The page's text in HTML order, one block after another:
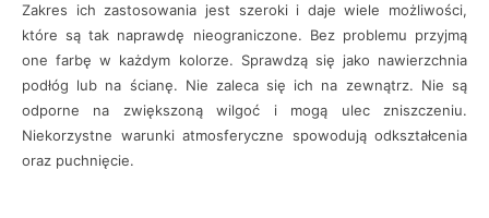
Zakres ich zastosowania jest szeroki i daje wiele możliwości,
które są tak naprawdę nieograniczone. Bez problemu przyjmą
one farbę w każdym kolorze. Sprawdzą się jako nawierzchnia
podłóg lub na ścianę. Nie zaleca się ich na zewnątrz. Nie są
odporne na zwiększoną wilgoć i mogą ulec zniszczeniu.
Niekorzystne warunki atmosferyczne spowodują odkształcenia
oraz puchnięcie.